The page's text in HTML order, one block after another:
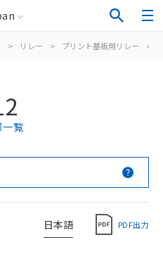
> リレー > プリント基板用リレー >
一覧
日本語 PDF出力